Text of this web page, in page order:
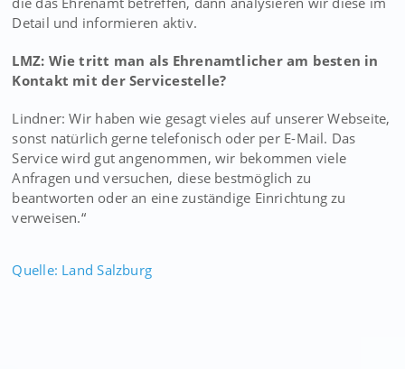
Detail und informieren aktiv.
LMZ: Wie tritt man als Ehrenamtlicher am besten in
Kontakt mit der Servicestelle?
Lindner: Wir haben wie gesagt vieles auf unserer Webseite,
sonst natürlich gerne telefonisch oder per E-Mail. Das
Service wird gut angenommen, wir bekommen viele
Anfragen und versuchen, diese bestmöglich zu
beantworten oder an eine zuständige Einrichtung zu
verweisen.“
Quelle: Land Salzburg